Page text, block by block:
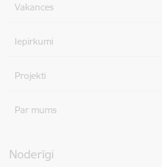
Vakances
Iepirkumi
Projekti
Par mums
Noderīgi